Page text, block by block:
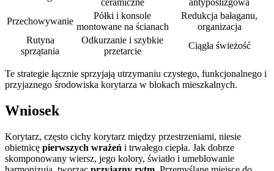
Przechowywanie
Półki i konsole
montowane na ścianach
Redukcja bałaganu,
organizacja
Rutyna
sprzątania
Odkurzanie i szybkie
przetarcie
Ciągła świeżość
Te strategie łącznie sprzyjają utrzymaniu czystego, funkcjonalnego i
przyjaznego środowiska korytarza w blokach mieszkalnych.
Wniosek
Korytarz, często cichy korytarz między przestrzeniami, niesie
obietnicę pierwszych wrażeń i trwałego ciepła. Jak dobrze
skomponowany wiersz, jego kolory, światło i umeblowanie